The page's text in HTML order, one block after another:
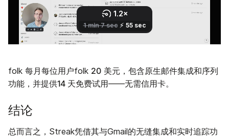
folk 每月每位用户folk 20 美元，包含原生邮件集成和序列
功能，并提供14 天免费试用——无需信用卡。
结论
总而言之，Streak凭借其与Gmail的无缝集成和实时追踪功